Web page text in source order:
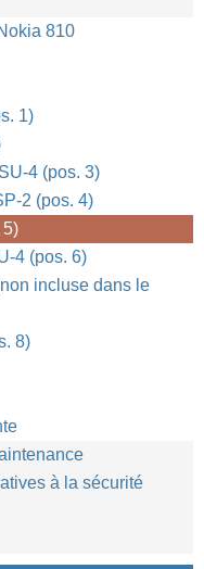
810
1)
4 (pos. 3)
2 (pos. 4)
5)
4 (pos. 6)
incluse dans le
8)
à la sécurité